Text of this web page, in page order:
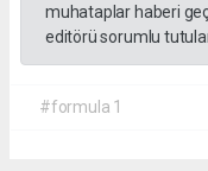
muhataplar haberi
editörü sorumlu
#formula 1